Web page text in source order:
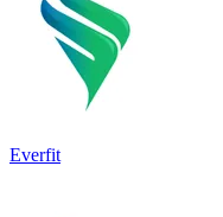
Everfit